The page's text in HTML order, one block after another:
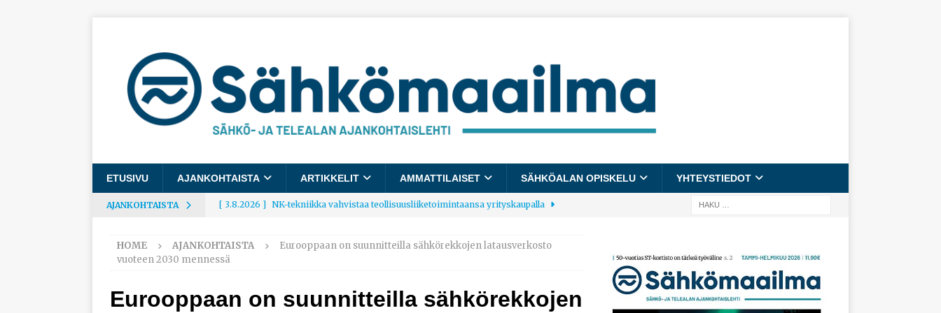
ETUSIVU AJANKOHTAISTA ARTIKKELIT AMMATTILAISET SÄHKÖALAN OPISKELU YHTEYSTIEDOT
AJANKOHTAISTA [ 3.8.2026 ] NK-tekniikka vahvistaa teollisuusliiketoimintaansa yrityskaupalla
[ 3.8.2026 ] Rakennusalalle tulee käyttöön yhteinen kestävyysraportointimalli
[ 3.8.2026 ] Työelämägallup: Pienet työpaikat saavat parhaat arvosanat
HOME AJANKOHTAISTA
Eurooppaan on suunnitteilla sähkörekkojen latausverkosto
vuoteen 2030 mennessä
Eurooppaan on suunnitteilla sähkörekkojen